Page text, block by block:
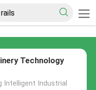
Technology
Intelligent Industrial